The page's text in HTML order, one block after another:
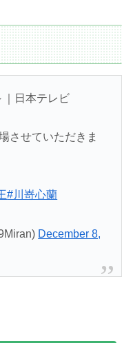
｜日本テレビ
させていただきま
#川嵜心蘭
December 8,